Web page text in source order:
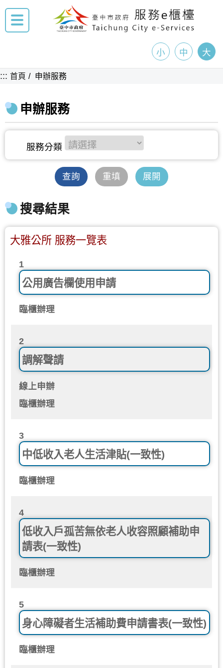
小 中 大
::: 首頁 申辦服務
申辦服務
查詢 重填 展開
搜尋結果
大雅公所 服務一覽表
1
公用廣告欄使用申請
臨櫃辦理
2
調解聲請
線上申辦
臨櫃辦理
3
中低收入老人生活津貼(一致性)
臨櫃辦理
4
低收入戶孤苦無依老人收容照顧補助申
請表(一致性)
臨櫃辦理
5
身心障礙者生活補助費申請書表(一致性)
臨櫃辦理